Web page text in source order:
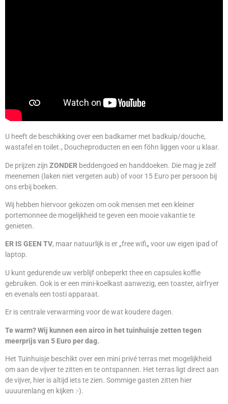
U heeft de beschikking over een badkamer met badkuip/douche,
wastafel en toilet., Doucheproducten en een föhn liggen voor u klaar.
De prijzen zijn ZONDER beddengoed en handdoeken. Die mag je zelf
meenemen (laken niet vergeten aub) of voor 15 Euro per persoon bij
ons erbij boeken.
Wij hebben hiervoor gekozen om ook mensen met een kleiner
portemonnee de mogelijkheid te geven een mooie vakantie te
genieten.
ER IS GEEN TV, maar natuurlijk is er „free wifi„ voor uw eigen ipad of
laptop.
U kunt gedurende uw verblijf onbeperkt thee en capsules koffie
gebruiken. Ook is er een mini-koelkast aanwezig, een toaster, airfryer
en evenals een tosti apparaat.
Er is centrale verwarming voor de wat koudere dagen.
Te warm? Wij kunnen een airco in het tuinhuisje zetten tegen
meerprijs van 5 Euro per dag.
Het Tuinhuisje beschikt over een mini privé terras met mogelijkheid
om aan de vijver te zitten en te ontspannen. Het terras ligt direct aan
de vijver, hier is altijd iets te zien. Sommige gasten zitten hier
uuuurenlang en kijken :-).